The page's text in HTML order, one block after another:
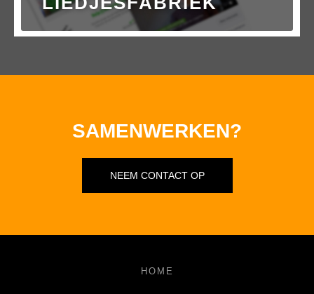
SAMENWERKEN?
NEEM CONTACT OP
HOME